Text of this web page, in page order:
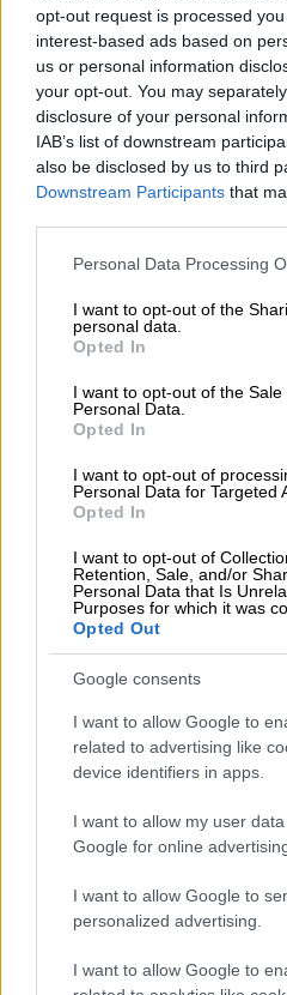
opt-out request is processed
interest-based ads based on
us or personal information
your opt-out. You may
disclosure of your personal
IAB’s list of downstream
also be disclosed by us to third
Downstream Participants that
Please note that this website/
not limited to your visit or usage
grant or deny consent to
use your data for below
consent section.
Personal Data Processing
I want to opt-out of the
personal data.
Opted In
I want to opt-out of the Sale
Personal Data.
Opted In
I want to opt-out of
Personal Data for Targeted
Opted In
I want to opt-out of
Retention, Sale, and/or
Personal Data that Is
Purposes for which it was
Opted Out
Google consents
I want to allow Google to
related to advertising like
device identifiers in apps.
I want to allow my user
Google for online
I want to allow Google to
personalized advertising.
I want to allow Google to
Market|10.03.2023 14:24
Η PRODEA
πολιτισμό - Χορηγός
αριστουργηματική
Εθνικής Λυρικής
Πρόκειται για την
όπερα Βέρθερος του
Ελλάδα|23.02.2023 16:09
Prodea Investments:
σύγχρονου
αποθηκών, 59.015
Το συνολικό τίμημα
συγκροτήματος ανήλθε